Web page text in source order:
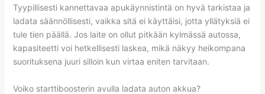
Tyypillisesti kannettavaa apukäynnistintä on hyvä tarkistaa ja
ladata säännöllisesti, vaikka sitä ei käyttäisi, jotta yllätyksiä ei
tule tien päällä. Jos laite on ollut pitkään kylmässä autossa,
kapasiteetti voi hetkellisesti laskea, mikä näkyy heikompana
suorituksena juuri silloin kun virtaa eniten tarvitaan.
Voiko starttiboosterin avulla ladata auton akkua?